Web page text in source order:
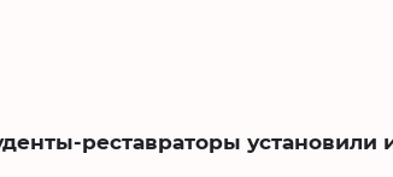
реставраторы установили